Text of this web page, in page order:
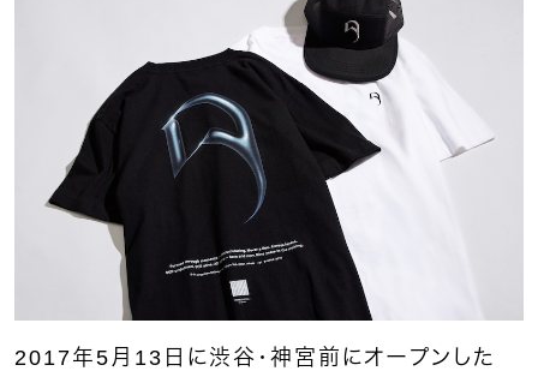
2017年5月13日に渋谷・神宮前にオープンした